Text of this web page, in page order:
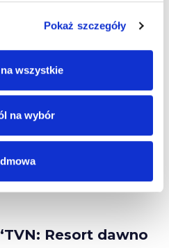
Pokaż szczegóły
wszystkie
na wybór
szkolenia kierowców
szkoleń
w grudniu i styczniu w
Resort dawno